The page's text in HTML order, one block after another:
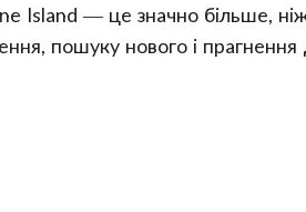
Island — це значно більше,
пошуку нового і прагнення